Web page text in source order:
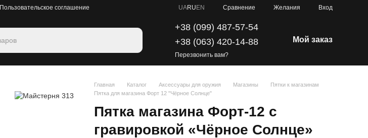
Пользовательское соглашение
UARU EN Сравнение Желания Вход
+38 (099) 487-57-54
+38 (063) 420-14-88
Перезвонить вам?
Мой заказ
Главная Каталог Аксессуары для оружия Магазины
Пятки к магазинам
Пятка для магазина Форт 12 "Чёрное Солнце"
Пятка магазина Форт-12 с
гравировкой «Чёрное Солнце»